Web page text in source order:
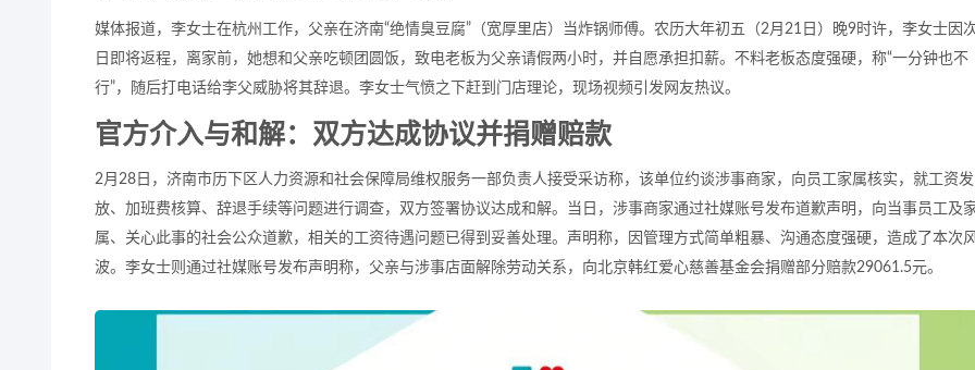
媒体报道，李女士在杭州工作，父亲在济南“绝情臭豆腐”（宽厚里店）当炸锅师傅。农历大年初五（2月21日）晚9时许，李女士因
日即将返程，离家前，她想和父亲吃顿团圆饭，致电老板为父亲请假两小时，并自愿承担扣薪。不料老板态度强硬，称“一分钟也不
行”，随后打电话给李父威胁将其辞退。李女士气愤之下赶到门店理论，现场视频引发网友热议。
官方介入与和解：双方达成协议并捐赠赔款
2月28日，济南市历下区人力资源和社会保障局维权服务一部负责人接受采访称，该单位约谈涉事商家，向员工家属核实，就工资发
放、加班费核算、辞退手续等问题进行调查，双方签署协议达成和解。当日，涉事商家通过社媒账号发布道歉声明，向当事员工及
属、关心此事的社会公众道歉，相关的工资待遇问题已得到妥善处理。声明称，因管理方式简单粗暴、沟通态度强硬，造成了本次
波。李女士则通过社媒账号发布声明称，父亲与涉事店面解除劳动关系，向北京韩红爱心慈善基金会捐赠部分赔款29061.5元。